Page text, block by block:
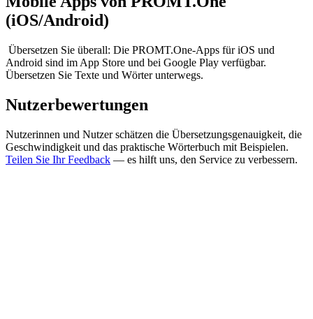
(iOS/Android)
Übersetzen Sie überall: Die PROMT.One-Apps für iOS und
Android sind im App Store und bei Google Play verfügbar.
Übersetzen Sie Texte und Wörter unterwegs.
Nutzerbewertungen
Nutzerinnen und Nutzer schätzen die Übersetzungsgenauigkeit, die
Geschwindigkeit und das praktische Wörterbuch mit Beispielen.
Teilen Sie Ihr Feedback — es hilft uns, den Service zu verbessern.